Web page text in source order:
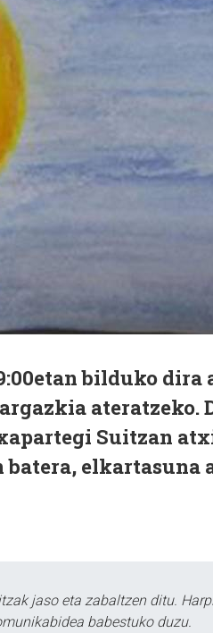
bilduko dira
ateratzeko.
Suitzan
batera, elkartasuna
jaso eta zabaltzen ditu.
babestuko duzu.